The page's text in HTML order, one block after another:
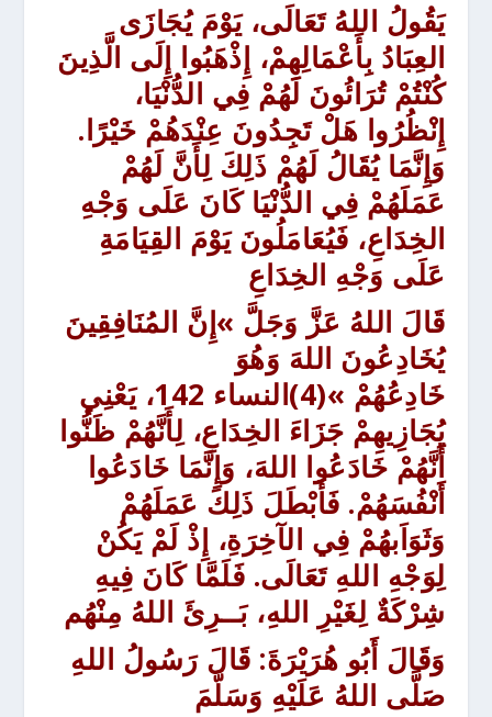
يَقُولُ اللهُ تَعَالَى، يَوْمَ يُجَازَى
العِبَادُ بِأَعْمَالِهِمْ، إِذْهَبُوا إِلَى الَّذِينَ
كُنْتُمْ تُرَائُونَ لَهُمْ فِي الدُّنْيَا،
إِنْظُرُوا هَلْ تَجِدُونَ عِنْدَهُمْ خَيْرًا.
وَإِنَّمَا يُقَالُ لَهُمْ ذَلِكَ لِأَنَّ لَهُمْ
عَمَلَهُمْ فِي الدُّنْيَا كَانَ عَلَى وَجْهِ
الخِدَاعِ، فَيُعَامَلُونَ يَوْمَ القِيَامَةِ
عَلَى وَجْهِ الخِدَاعِ
قَالَ اللهُ عَزَّ وَجَلَّ »إِنَّ المُنَافِقِينَ
يُخَادِعُونَ اللهَ وَهُوَ
خَادِعُهُمْ »(4)النساء 142
، يَعْنِي
يُجَازِيهِمْ جَزَاءَ الخِدَاعِ، لِأَنَّهُمْ ظَنُّوا
أَنَّهُمْ خَادَعُوا اللهَ، وَإِنَّمَا خَادَعُوا
أَنْفُسَهُمْ. فَأَبْطَلَ ذَلِكَ عَمَلَهُمْ
وَثَوَاَبهُمْ فِي الآخِرَةِ، إِذْ لَمْ يَكُنْ
لِوَجْهِ اللهِ تَعَالَى. فَلَمَّا كَانَ فِيهِ
شِرْكَةٌ لِغَيْرِ اللهِ، بَــرِئَ اللهُ مِنْهُم
وَقَالَ أَبُو هُرَيْرَةَ: قَالَ رَسُولُ اللهِ
صَلَّى اللهُ عَلَيْهِ وَسَلَّمَ